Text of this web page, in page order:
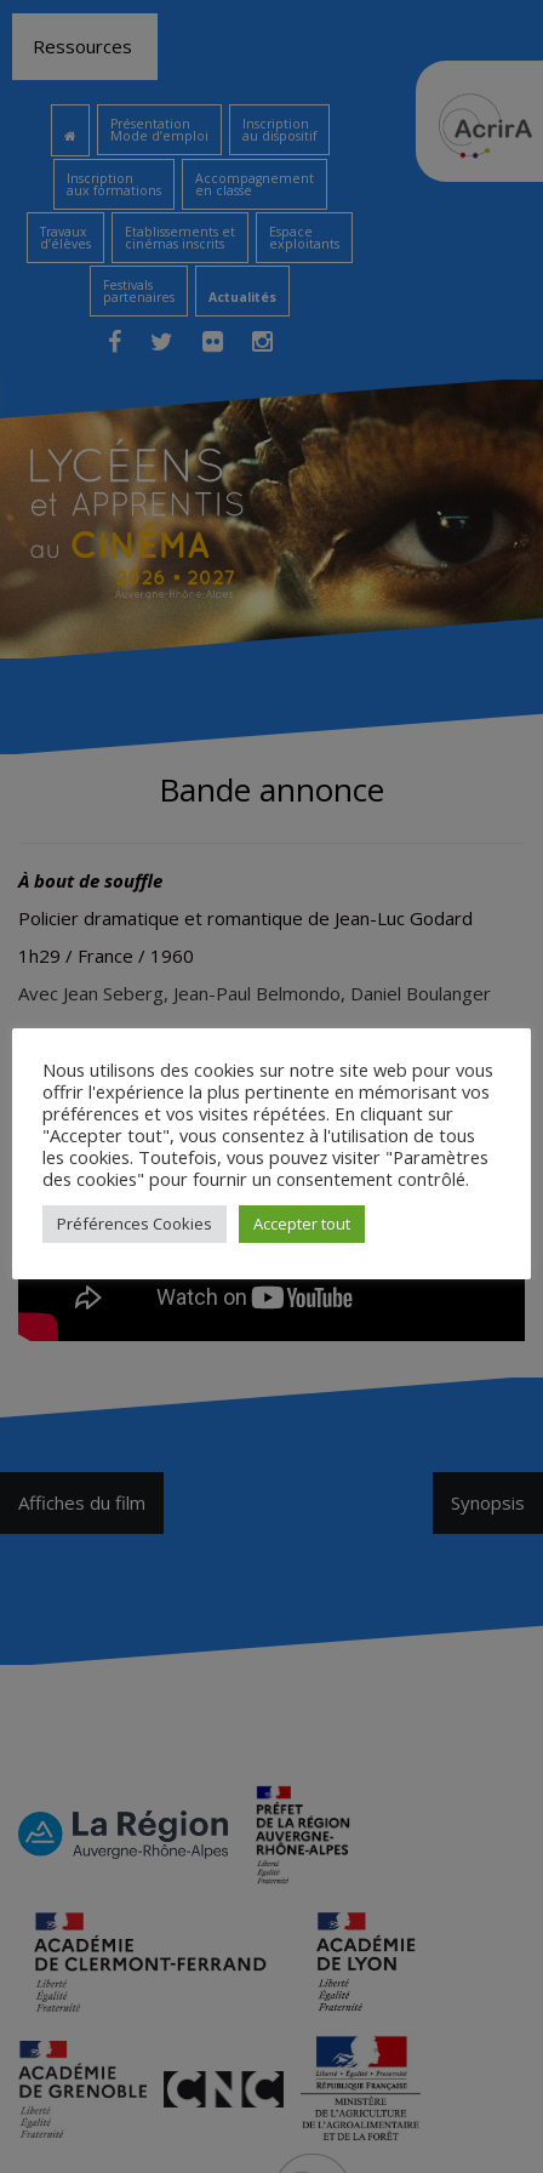
contenu
Ressources
Présentation
Mode d’emploi
Inscription
au dispositif
Inscription
aux formations
Accompagnement
en classe
Travaux
d’élèves
Etablissements et
cinémas inscrits
Espace
exploitants
Festivals
partenaires Actualités
Bande annonce
À bout de souffle
Policier dramatique et romantique de Jean-Luc Godard
1h29 / France / 1960
Avec Jean Seberg, Jean-Paul Belmondo, Daniel Boulanger
Navigation
de
Affiches du film Synopsis
Nous utilisons des cookies sur notre site web pour vous
offrir l'expérience la plus pertinente en mémorisant vos
préférences et vos visites répétées. En cliquant sur
"Accepter tout", vous consentez à l'utilisation de tous
les cookies. Toutefois, vous pouvez visiter "Paramètres
des cookies" pour fournir un consentement contrôlé.
Préférences Cookies Accepter tout